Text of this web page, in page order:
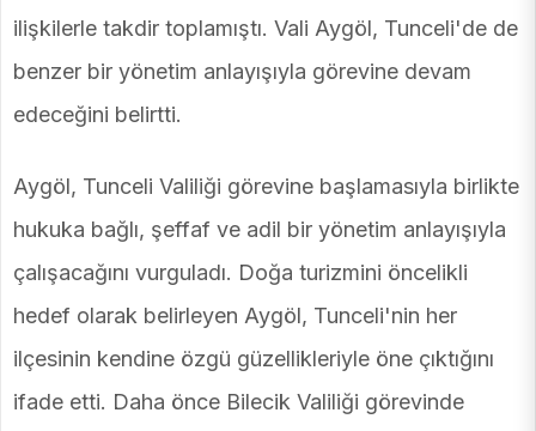
ilişkilerle takdir toplamıştı. Vali Aygöl, Tunceli'de de
benzer bir yönetim anlayışıyla görevine devam
edeceğini belirtti.
Aygöl, Tunceli Valiliği görevine başlamasıyla birlikte
hukuka bağlı, şeffaf ve adil bir yönetim anlayışıyla
çalışacağını vurguladı. Doğa turizmini öncelikli
hedef olarak belirleyen Aygöl, Tunceli'nin her
ilçesinin kendine özgü güzellikleriyle öne çıktığını
ifade etti. Daha önce Bilecik Valiliği görevinde